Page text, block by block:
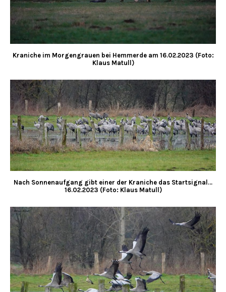
Kraniche im Morgengrauen bei Hemmerde am 16.02.2023 (Foto:
Klaus Matull)
Nach Sonnenaufgang gibt einer der Kraniche das Startsignal…
16.02.2023 (Foto: Klaus Matull)